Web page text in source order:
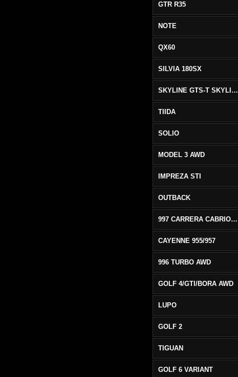
GTR R35
NOTE
QX60
SILVIA 180SX
SKYLINE GTS-T SKYLINE GTS-T
TIIDA
SOLIO
MODEL 3 AWD
IMPREZA STI
OUTBACK
997 CARRERA CABRIOLET 2/S
CAYENNE 955/957
996 TURBO AWD
GOLF 4/GTI/BORA AWD
LUPO
GOLF 2
TIGUAN
GOLF 6 VARIANT